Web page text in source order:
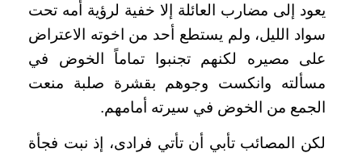
يعود إلى مضارب العائلة إلا خفية لرؤية أمه تحت
سواد الليل، ولم يستطع أحد من اخوته الاعتراض
على مصيره لكنهم تجنبوا تماماً الخوض في
مسألته وانكست وجوهم بقشرة صلبة منعت
الجمع من الخوض في سيرته أمامهم.
لكن المصائب تأبي أن تأتي فرادى، إذ نبت فجأة